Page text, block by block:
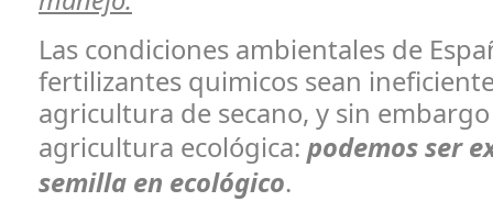
Las condiciones ambientales de
fertilizantes quimicos sean
agricultura de secano, y sin
agricultura ecológica: podemos ser
semilla en ecológico.